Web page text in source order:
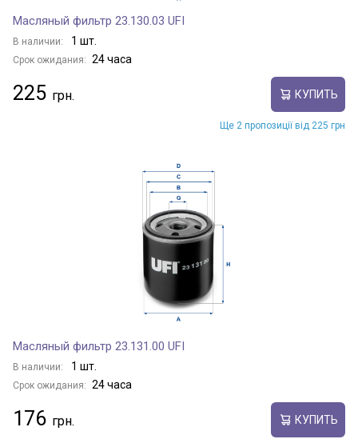
Масляный фильтр 23.130.03 UFI
В наличии: 1 шт.
Срок ожидания: 24 часа
225 КУПИТЬ
Ще 2 пропозиції від 225 грн
Масляный фильтр 23.131.00 UFI
В наличии: 1 шт.
Срок ожидания: 24 часа
176 КУПИТЬ